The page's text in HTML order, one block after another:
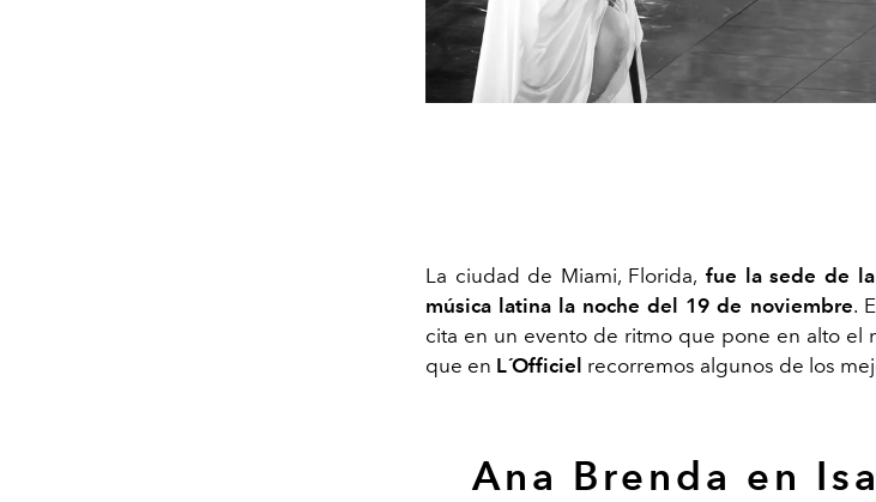
La ciudad de Miami, Florida, fue la sede de
música latina la noche del 19 de noviembre.
cita en un evento de ritmo que pone en alto el
que en L´Officiel recorremos algunos de los
Ana Brenda en